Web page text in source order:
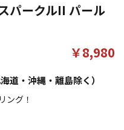
パークルII パール
道・沖縄・離島除く）
￥8,980
ング！